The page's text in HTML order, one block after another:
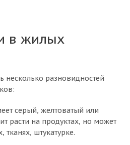
в жилых
несколько разновидностей
серый, желтоватый или
расти на продуктах, но может
тканях, штукатурке.